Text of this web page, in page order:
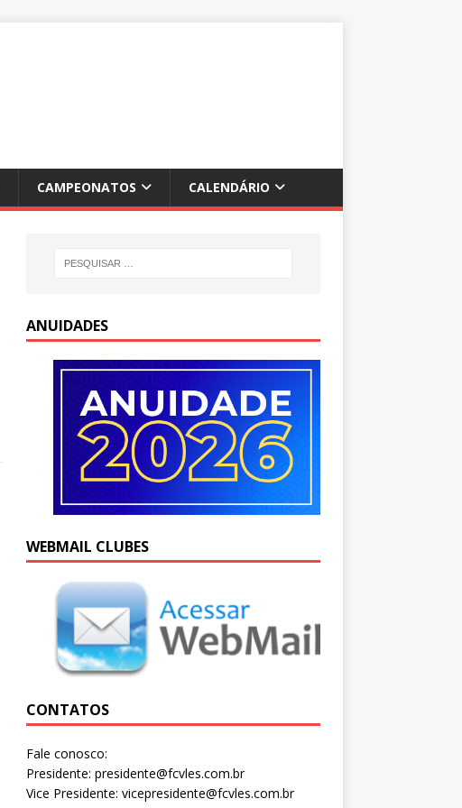
CAMPEONATOS CALENDÁRIO
ANUIDADES
WEBMAIL CLUBES
CONTATOS
Fale conosco:
Presidente: presidente@fcvles.com.br
Vice Presidente: vicepresidente@fcvles.com.br